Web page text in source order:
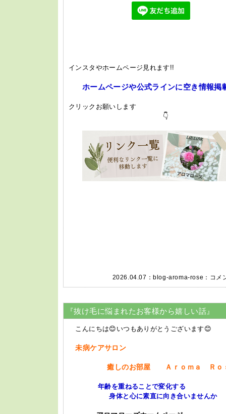
インスタやホームページ見れます!!
ホームページや公式ラインに空き情報掲
クリックお願いします
👇
2026.04.07： blog-aroma-rose ： コメ
『抜け毛に悩まれたお客様から嬉しい話』
こんにちは😊いつもありがとうございます😊
未病ケアサロン
癒しのお部屋 Ａｒｏｍａ Ｒｏ
年齢を重ねることで変化する
身体と心に素直に向き合いませんか